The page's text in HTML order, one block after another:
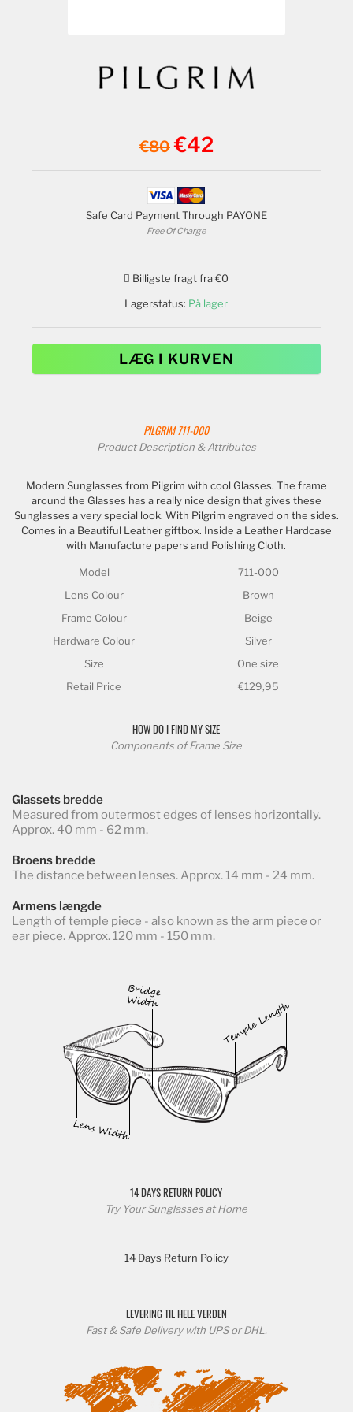
€80 €42
Safe Card Payment Through PAYONE
Free Of Charge
Billigste fragt fra €0
Lagerstatus: På lager
LÆG I KURVEN
PILGRIM711-000
Product Description & Attributes
Modern Sunglasses from Pilgrim with cool Glasses. The frame
around the Glasses has a really nice design that gives these
Sunglasses a very special look. With Pilgrim engraved on the sides.
Comes in a Beautiful Leather giftbox. Inside a Leather Hardcase
with Manufacture papers and Polishing Cloth.
Model
711-000
Lens Colour
Brown
Frame Colour
Beige
Hardware Colour
Silver
Size
One size
Retail Price
€129,95
HOW DO I FIND MY SIZE
Components of Frame Size
Glassets bredde
Measured from outermost edges of lenses horizontally.
Approx. 40 mm - 62 mm.
Broens bredde
The distance between lenses. Approx. 14 mm - 24 mm.
Armens længde
Length of temple piece - also known as the arm piece or
ear piece. Approx. 120 mm - 150 mm.
14 DAYS RETURN POLICY
Try Your Sunglasses at Home
14 Days Return Policy
LEVERING TIL HELE VERDEN
Fast & Safe Delivery with UPS or DHL.